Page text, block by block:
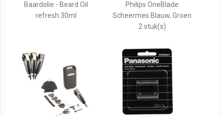
Baardolie - Beard Oil
refresh 30ml
Philips OneBlade
Scheermes Blauw, Groen
2 stuk(s)